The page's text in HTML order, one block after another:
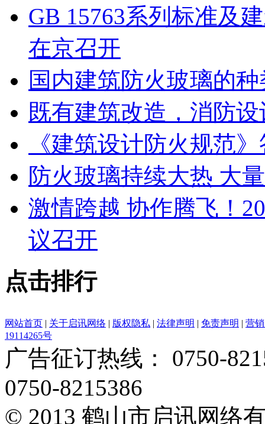
GB 15763系列标准及
在京召开
国内建筑防火玻璃的
既有建筑改造，消防
《建筑设计防火规范
防火玻璃持续大热 大
激情跨越 协作腾飞！
议召开
点击排行
网站首页 | 关于启讯网络 | 版权隐私 | 法律声明 | 免责声明 | 营
19114265号
广告征订热线： 0750-
0750-8215386
© 2013 鹤山市启讯网络